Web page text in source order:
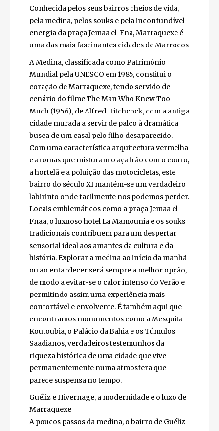
Conhecida pelos seus bairros cheios de vida,
pela medina, pelos souks e pela
inconfundível energia da praça Jemaa el-
Fna, Marraquexe é uma das mais fascinantes
A Medina, classificada como Património
Mundial pela UNESCO em 1985, constitui o
coração de Marraquexe, tendo servido de
cenário do filme The Man Who Knew Too
Much (1956), de Alfred Hitchcock, com a
antiga cidade murada a servir de palco à
dramática busca de um casal pelo filho
desaparecido. Com uma característica
arquitectura vermelha e aromas que
misturam o açafrão com o couro, a hortelã e
a poluição das motocicletas, este bairro do
século XI mantém-se um verdadeiro
labirinto onde facilmente nos podemos
perder.
Locais emblemáticos como a praça Jemaa el-
Fnaa, o luxuoso hotel La Mamounia e os
souks tradicionais contribuem para um
despertar sensorial ideal aos amantes da
cultura e da história. Explorar a medina ao
início da manhã ou ao entardecer será
sempre a melhor opção, de modo a evitar-se
o calor intenso do Verão e permitindo assim
uma experiência mais confortável e
envolvente. É também aqui que
encontramos monumentos como a
Mesquita Koutoubia, o Palácio da Bahia e os
testemunhos da riqueza histórica de uma
cidade que vive permanentemente numa
atmosfera que parece suspensa no tempo.